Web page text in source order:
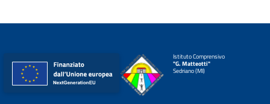
Istituto Comprensivo
"G. Matteotti"
Sedriano (MI)